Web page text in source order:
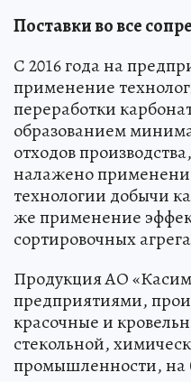
Поставки во все
С 2016 года на
применение
переработки
образованием
отходов
налажено
технологии добычи
же применение
сортировочных
Продукция АО
предприятиями,
красочные и
стекольной,
промышленности,